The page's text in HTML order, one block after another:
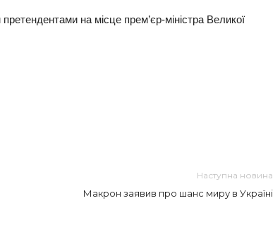
на місце прем’єр-міністра Великої
Наступна новина
Макрон заявив про шанс миру в Україні